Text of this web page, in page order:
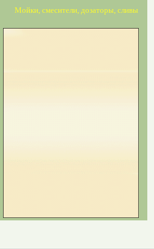
Мойки, смесители, дозаторы, сливы